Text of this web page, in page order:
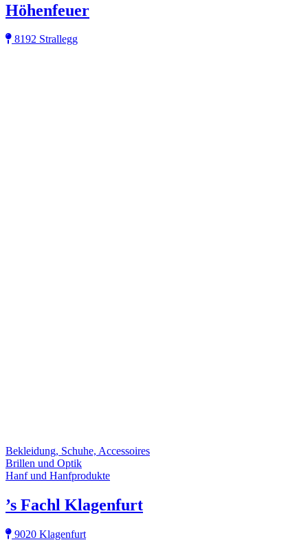
Höhenfeuer
8192 Strallegg
Bekleidung, Schuhe, Accessoires
Brillen und Optik
Hanf und Hanfprodukte
’s Fachl Klagenfurt
9020 Klagenfurt